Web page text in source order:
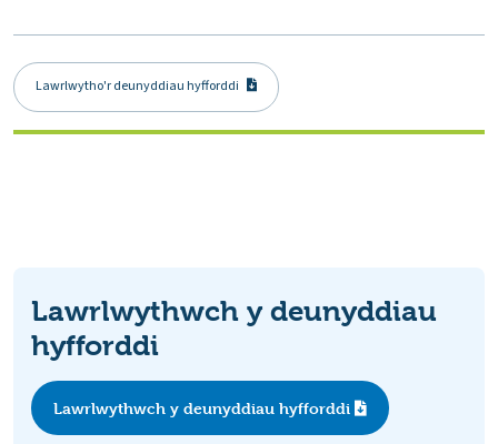
Lawrlwytho'r deunyddiau hyfforddi
Lawrlwythwch y deunyddiau
hyfforddi
Lawrlwythwch y deunyddiau hyfforddi